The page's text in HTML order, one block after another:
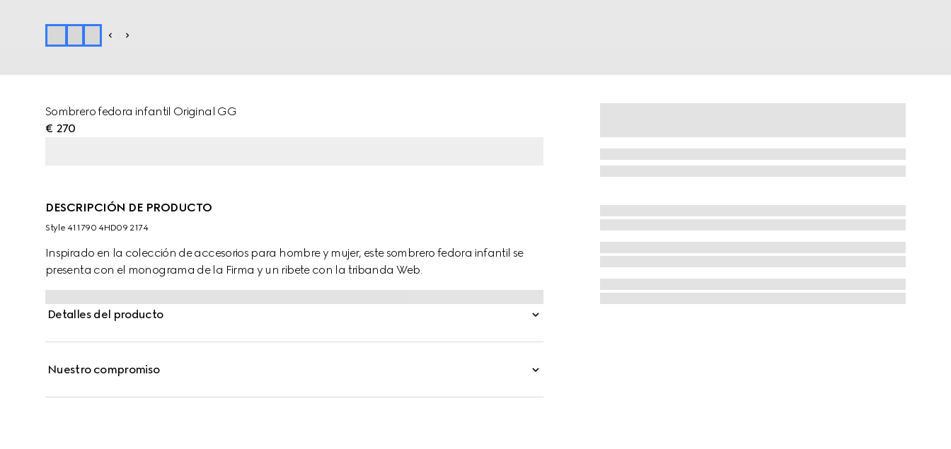
Sombrero fedora infantil Original GG
€ 270
DESCRIPCIÓN DE PRODUCTO
Style ‎411790 4HD09 2174
Inspirado en la colección de accesorios para hombre y mujer, este sombrero fedora infantil se
presenta con el monograma de la Firma y un ribete con la tribanda Web.
Detalles del producto
Nuestro compromiso